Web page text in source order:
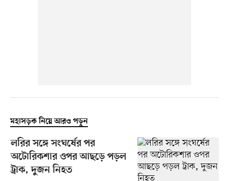
মহাসড়ক নিয়ে আরও পড়ুন
লরির সঙ্গে সংঘর্ষের পর
অটোরিকশার ওপর আছড়ে পড়ল
ট্রাক, দুজন নিহত